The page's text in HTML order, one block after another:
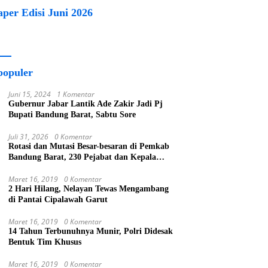
Edisi Juni 2026
Juni 15, 2024 1 Komentar
Gubernur Jabar Lantik Ade Zakir Jadi Pj
Bupati Bandung Barat, Sabtu Sore
Juli 31, 2026 0 Komentar
Rotasi dan Mutasi Besar-besaran di Pemkab
Bandung Barat, 230 Pejabat dan Kepala
Maret 16, 2019 0 Komentar
2 Hari Hilang, Nelayan Tewas Mengambang
di Pantai Cipalawah Garut
Maret 16, 2019 0 Komentar
14 Tahun Terbunuhnya Munir, Polri Didesak
Bentuk Tim Khusus
Maret 16, 2019 0 Komentar